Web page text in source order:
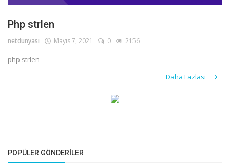
Php strlen
netdunyasi Mayıs 7, 2021 0 2156
php strlen
Daha Fazlası
POPÜLER GÖNDERILER